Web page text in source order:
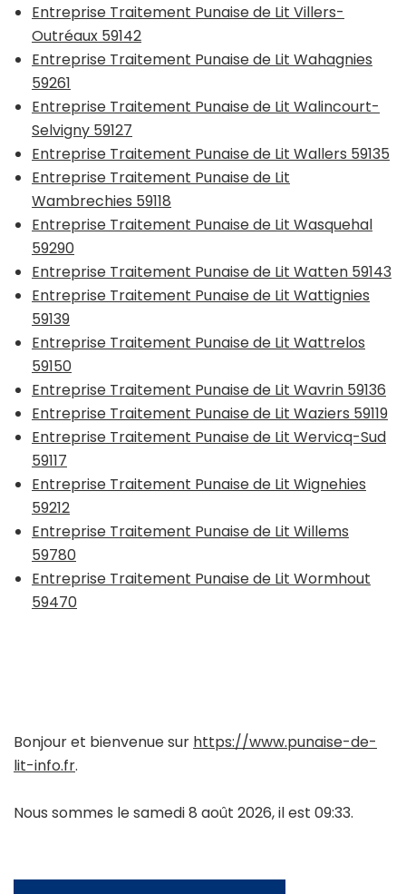
Entreprise Traitement Punaise de Lit Villers-
Outréaux 59142
Entreprise Traitement Punaise de Lit Wahagnies
59261
Entreprise Traitement Punaise de Lit Walincourt-
Selvigny 59127
Entreprise Traitement Punaise de Lit Wallers 59135
Entreprise Traitement Punaise de Lit
Wambrechies 59118
Entreprise Traitement Punaise de Lit Wasquehal
59290
Entreprise Traitement Punaise de Lit Watten 59143
Entreprise Traitement Punaise de Lit Wattignies
59139
Entreprise Traitement Punaise de Lit Wattrelos
59150
Entreprise Traitement Punaise de Lit Wavrin 59136
Entreprise Traitement Punaise de Lit Waziers 59119
Entreprise Traitement Punaise de Lit Wervicq-Sud
59117
Entreprise Traitement Punaise de Lit Wignehies
59212
Entreprise Traitement Punaise de Lit Willems
59780
Entreprise Traitement Punaise de Lit Wormhout
59470
Bonjour et bienvenue sur https://www.punaise-de-
lit-info.fr.
Nous sommes le samedi 8 août 2026, il est 09:33.